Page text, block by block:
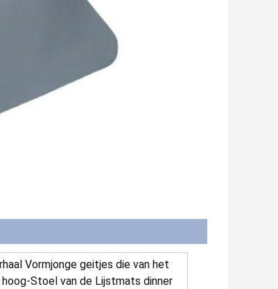
Vormjonge geitjes die van het
Stoel van de Lijstmats dinner